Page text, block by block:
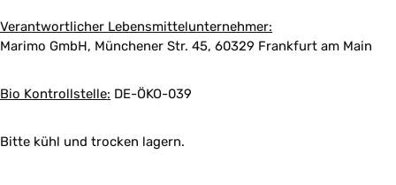
Verantwortlicher Lebensmittelunternehmer:
Marimo GmbH, Münchener Str. 45, 60329 Frankfurt am Main
Bio Kontrollstelle: DE-ÖKO-039
Bitte kühl und trocken lagern.